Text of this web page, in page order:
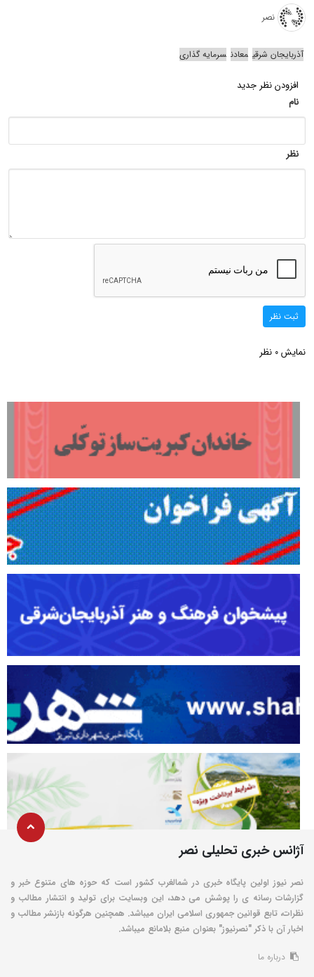
نصر
آذربایجان شرقی معادن سرمایه گذاری
افزودن نظر جدید
نام
نظر
ثبت نظر
نمایش 0 نظر
آژانس خبری تحلیلی نصر
نصر نیوز اولین پایگاه خبری در شمالغرب کشور است که حوزه های متنوع خبر و
گزارشات رسانه ی را پوشش می دهد، این وبسایت برای تولید و انتشار مطالب و
نظرات، تابع قوانین جمهوری اسلامی ایران میباشد. همچنین هرگونه بازنشر مطالب و
اخبار آن با ذکر "نصرنیوز" بعنوان منبع بلامانع میباشد.
درباره ما